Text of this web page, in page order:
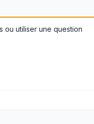
ou utiliser une question